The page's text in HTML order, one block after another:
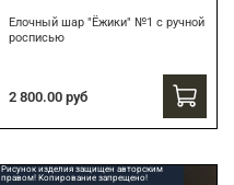
Елочный шар "Ёжики" №1 с ручной
росписью
2 800.00 руб
Рисунок изделия защищен авторским
правом! Копирование запрещено!